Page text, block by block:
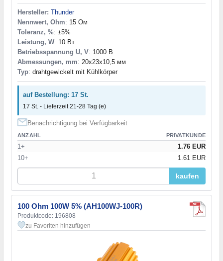
Hersteller: Thunder
Nennwert, Ohm: 15 Ом
Toleranz, %: ±5%
Leistung, W: 10 Вт
Betriebsspannung U, V: 1000 В
Abmessungen, mm: 20x23x10,5 мм
Typ: drahtgewickelt mit Kühlkörper
auf Bestellung: 17 St.
17 St. - Lieferzeit 21-28 Tag (e)
Benachrichtigung bei Verfügbarkeit
ANZAHL PRIVATKUNDE
1+
1.76 EUR
10+
1.61 EUR
kaufen
100 Ohm 100W 5% (AH100WJ-100R)
Produktcode: 196808
zu Favoriten hinzufügen